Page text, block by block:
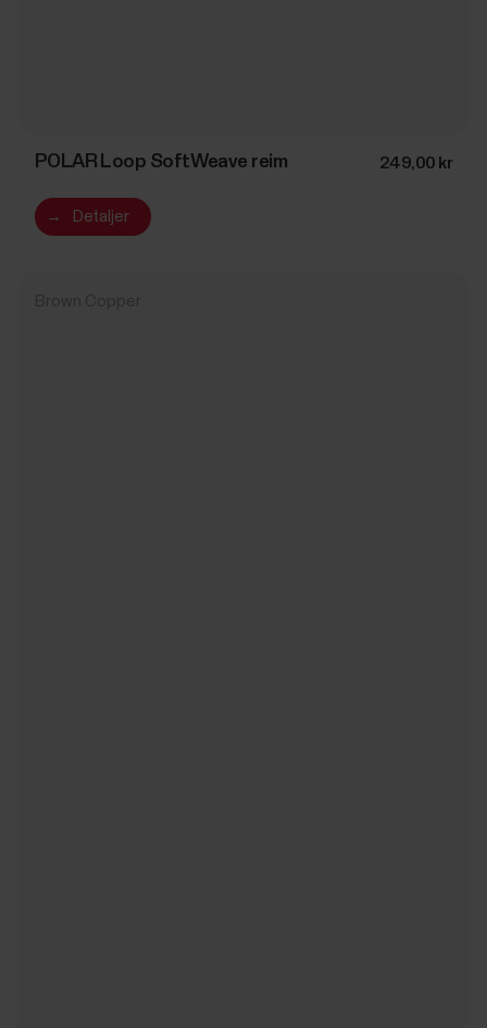
POLAR Loop SoftWeave reim 249,00 kr
→ Detaljer